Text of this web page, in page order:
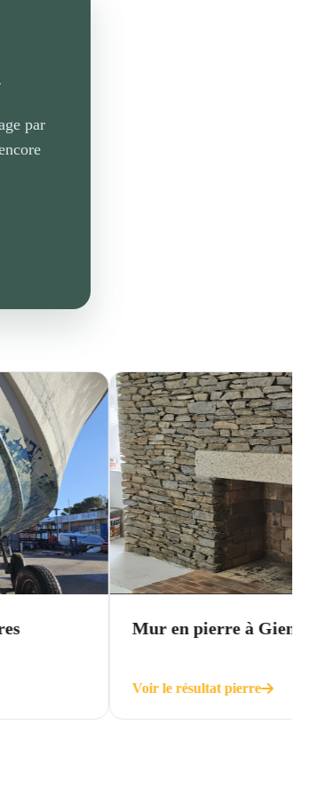
par
Mur en pierre à Giens
Voir le résultat pierre